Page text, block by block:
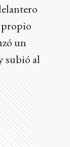
propio
un
subió al